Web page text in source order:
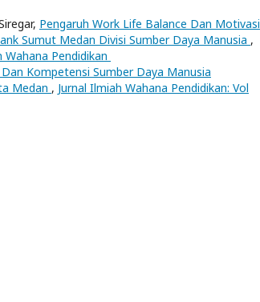
Pengaruh Work Life Balance Dan Motivasi
Sumut Medan Divisi Sumber Daya Manusia ,
Wahana Pendidikan
Kompetensi Sumber Daya Manusia
Medan , Jurnal Ilmiah Wahana Pendidikan: Vol